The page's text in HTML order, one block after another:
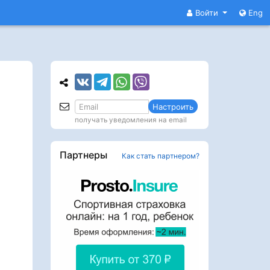
Войти Eng
Настроить
получать уведомления на email
Партнеры Как стать партнером?